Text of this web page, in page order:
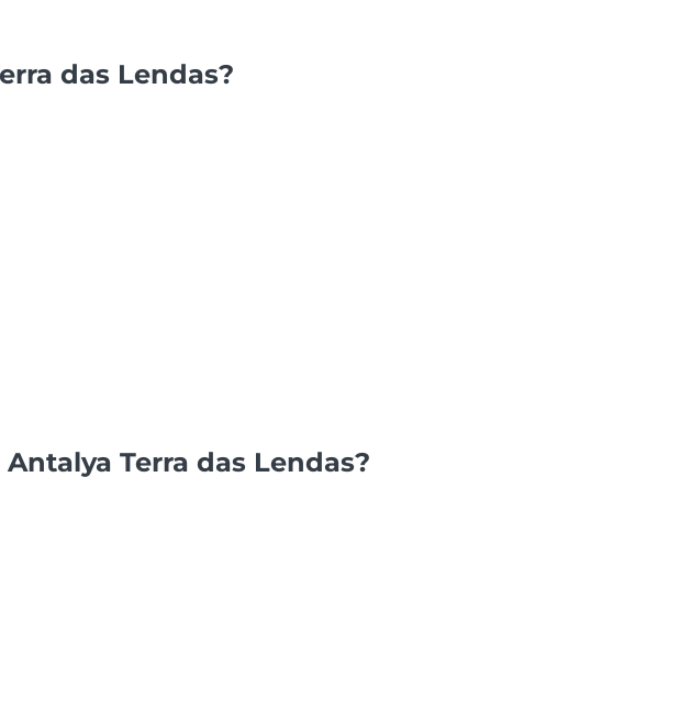
das Lendas?
Terra das Lendas?